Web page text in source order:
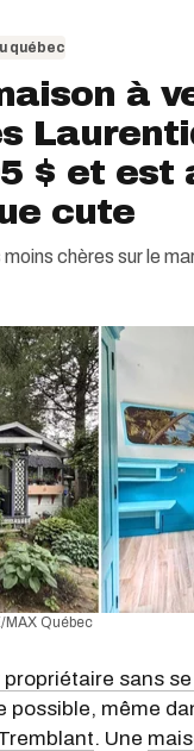
québec
à
$ et est
cute
moins chères sur le
MAX Québec
propriétaire sans
possible, même
. Une